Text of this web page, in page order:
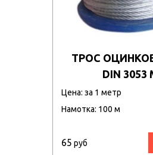
ТРОС
DIN 3053
Цена: за 1 метр
Намотка: 100 м
65 руб